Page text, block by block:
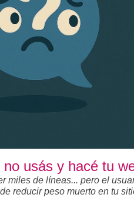
usás y hacé tu
miles de líneas... pero el
reducir peso muerto en tu